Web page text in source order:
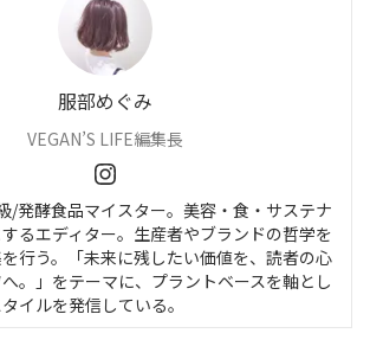
服部めぐみ
VEGAN’S LIFE編集長
/発酵食品マイスター。美容・食・サステナ
るエディター。生産者やブランドの哲学を
行う。「未来に残したい価値を、読者の心
。」をテーマに、プラントベースを軸とし
イルを発信している。